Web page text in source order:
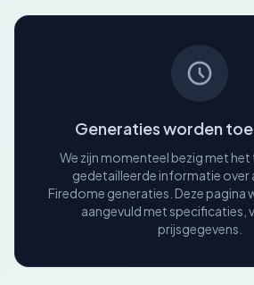
Generaties worden
We zijn momenteel bezig met
gedetailleerde informatie over
Firedome generaties. Deze
aangevuld met specificaties,
prijsgegevens.